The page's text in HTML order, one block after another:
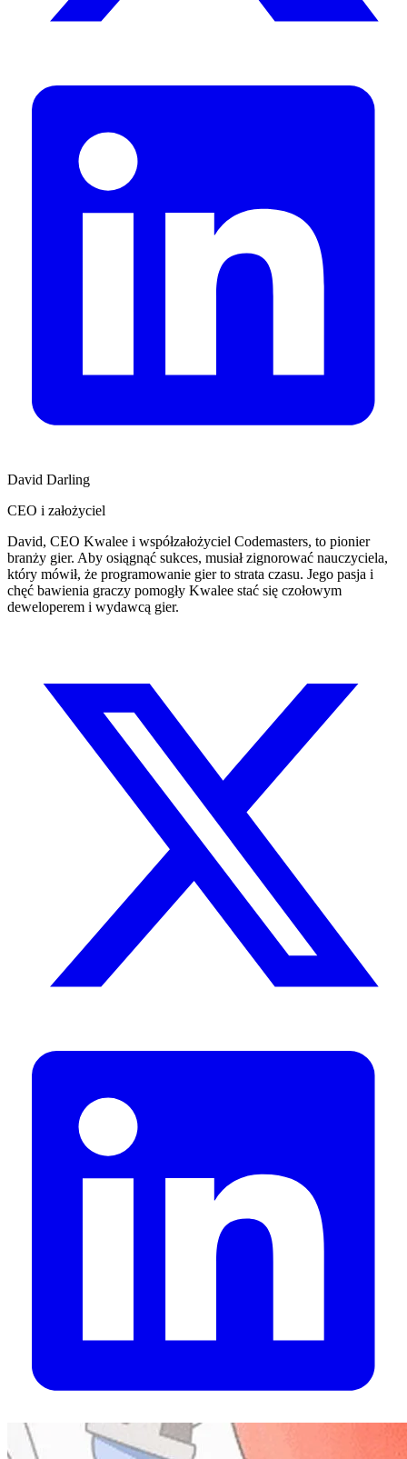
David Darling
CEO i założyciel
David, CEO Kwalee i współzałożyciel Codemasters, to pionier
branży gier. Aby osiągnąć sukces, musiał zignorować nauczyciela,
który mówił, że programowanie gier to strata czasu. Jego pasja i
chęć bawienia graczy pomogły Kwalee stać się czołowym
deweloperem i wydawcą gier.